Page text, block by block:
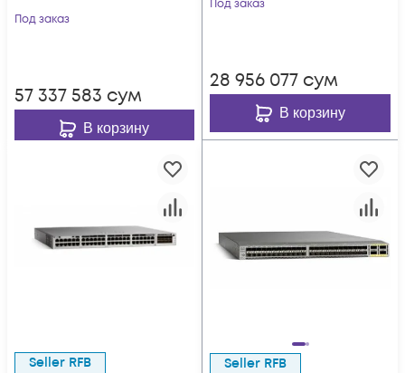
Под заказ
57 337 583 сум
В корзину
Под заказ
28 956 077 сум
В корзину
Seller RFB Seller RFB